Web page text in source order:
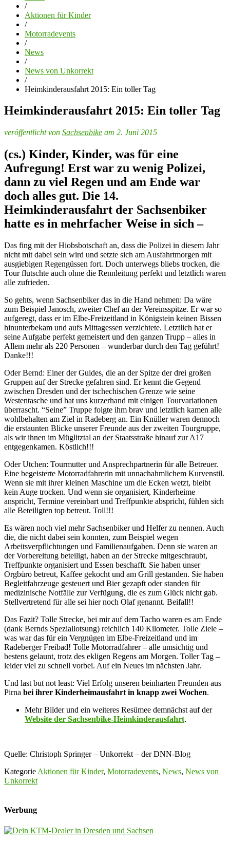
/
Aktionen für Kinder
/
Motorradevents
/
News
/
News von Unkorrekt
/
Heimkinderausfahrt 2015: Ein toller Tag
Heimkinderausfahrt 2015: Ein toller Tag
veröffentlicht von Sachsenbike am 2. Juni 2015
(cs.) Kinder, Kinder, was für eine
Aufregung! Erst war zu wenig Polizei,
dann zu viel Regen und am Ende war
doch alles gut. Die 14.
Heimkinderausfahrt der Sachsenbiker
hatte es in mehrfacher Weise in sich –
Das fing mit der Hiobsbotschaft an, dass die Polizei in diesem Jahr
nicht mit dabei sein wird und setzte sich am Ausfahrtmorgen mit
ausgiebigen Regengüssen fort. Doch unterwegs bliebs trocken, die
Tour flutschte auch ohne die Rennleitung perfekt und letztlich waren
alle zufrieden.
So gehts, wenn Sachsenbiker das in die Hand nehmen: Da wäre
zum Beispiel Janosch, zweiter Chef an der Vereinsspitze. Er war so
aufgeregt, dass er im Elbe-Freizeitland in Königstein keinen Bissen
hinunterbekam und aufs Mittagessen verzichtete. Letztlich hat er
seine Aufgabe perfekt gemeistert und den ganzen Trupp – alles in
Allem mehr als 220 Personen – wunderbar durch den Tag geführt!
Danke!!!
Oder Bernd: Einer der Guides, die an der Spitze der drei großen
Gruppen auf der Strecke gefahren sind. Er kennt die Gegend
zwischen Dresden und der tschechischen Grenze wie seine
Westentasche und hat uns kurzerhand mit einigen Tourvariationen
überrascht. “Seine” Truppe folgte ihm brav und letztlich kamen alle
wohlbehalten am Ziel in Radeberg an. Ein Knüller waren dennoch
die erstaunten Blicke unserer Freunde aus der zweiten Tourgruppe,
als wir ihnen im Müglitztal an der Staatsstraße hinauf zur A17
entgegenkamen. Köstlich!!!
Oder Utchen: Tourmutter und Ansprechpartnerin für alle Betreuer.
Eine begeisterte Motorradfahrerin mit unnachahmlichem Kurvenstil.
Wenn sie mit ihrer kleinen Maschine um die Ecken wetzt, bleibt
kein Auge trocken. Und wenn sie organisiert, Kinderheime
anspricht, Termine vereinbart und Treffpunkte abspricht, fühlen sich
alle Beteiligten top betreut. Toll!!!
Es wären noch viel mehr Sachsenbiker und Helfer zu nennen. Auch
die, die nicht dabei sein konnten, zum Beispiel wegen
Arbeitsverpflichtungen und Familienaufgaben. Denn sie waren an
der Vorbereitung beteiligt, haben an der Strecke mitgeschraubt,
Treffpunkte organisiert und Essen beschafft. Sie haben unser
Orgbüro betreut, Kaffee gekocht und am Grill gestanden. Sie haben
Begleitfahrzeuge gesteuert und Bier gezapft oder standen für
medizinische Notfälle zur Verfügung, die es zum Glück nicht gab.
Stellvertretend für alle sei hier noch Olaf genannt. Beifall!!
Das Fazit? Tolle Strecke, bei mir auf dem Tacho waren es am Ende
(dank Bernds Speziallotsung) reichlich 140 Kilometer. Tolle Ziele –
was war das für ein Vergnügen im Elbe-Freizeitland und im
Radeberger Freibad! Tolle Motorradfahrer – alle umsichtig und
bestens gelaunt, trotz des ekligen Regens am Morgen. Toller Tag –
leider viel zu schnell vorbei. Auf ein Neues im nächsten Jahr.
Und last but not least: Viel Erfolg unseren beinharten Freunden aus
Pirna bei ihrer Kinderheimausfahrt in knapp zwei Wochen.
Mehr Bilder und ein weiteres Resümee demnächst auf der
Website der Sachsenbike-Heimkinderausfahrt.
Quelle: Christoph Springer – Unkorrekt – der DNN-Blog
Kategorie Aktionen für Kinder, Motorradevents, News, News von
Unkorrekt
Werbung